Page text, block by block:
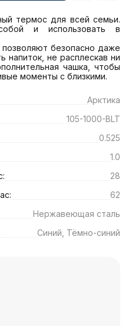
термос для всей семьи.
и использовать в
безопасно даже
напиток, не расплескав ни
чашка, чтобы
моменты с близкими.
Арктика
105-1000-BLT
0.525
1.0
28
62
Нержавеющая сталь
Синий, Тёмно-синий